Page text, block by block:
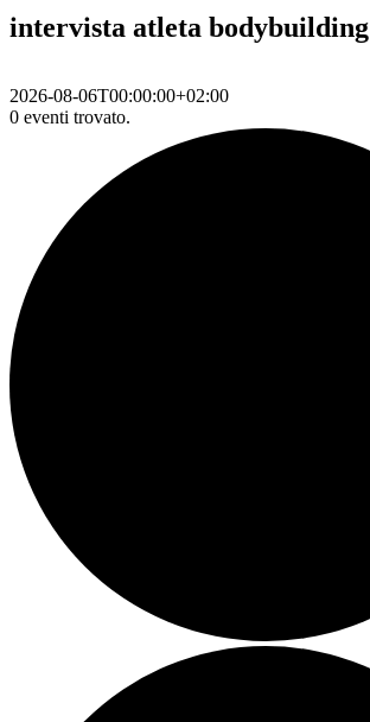
intervista atleta bodybuilding
2026-08-06T00:00:00+02:00
0 eventi trovato.